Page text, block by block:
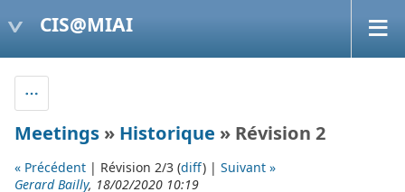
CIS@MIAI
Meetings » Historique » Révision 2
« Précédent | Révision 2/3 (diff) | Suivant »
Gerard Bailly, 18/02/2020 10:19